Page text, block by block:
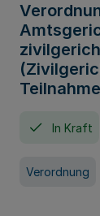
In Kraft
Verordnung